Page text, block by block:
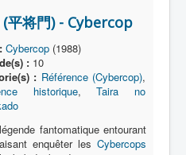
将門) - Cybercop
Cybercop(1988)
:10
: Référence (Cybercop),
historique,Taira no
fantomatique entourant
enquêter les Cybercops